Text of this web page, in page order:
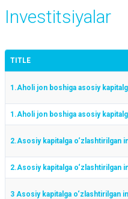
Investitsiyalar
TITLE
1.Aholi jon boshiga asosiy
1.Aholi jon boshiga asosiy
2.Asosiy kapitalga
2.Asosiy kapitalga
3 Asosiy kapitalga o‘zlashtirilgan